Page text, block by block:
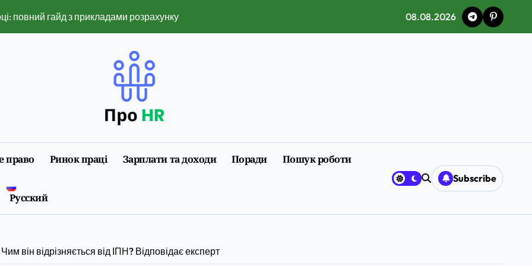
повний гайд з прикладами розрахунку
малому бізнесу контролювати продажі
плати: повний гайд з оформленням і нюансами 2026
індивідуального формату роботи
році: повний розбір обмежень і ризиків
що впливає та як змінюється
08.08.2026
право Ринок праці Зарплати та доходи Поради Пошук роботи
Русский
Subscribe
він відрізняється від ІПН? Відповідає експерт